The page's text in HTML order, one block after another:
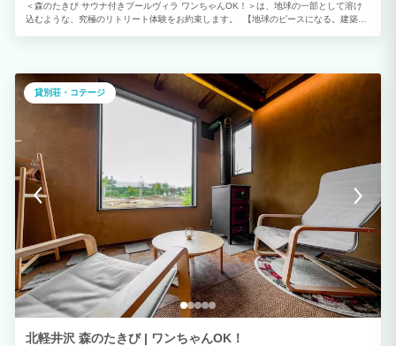
＜森のたきび サウナ付きプールヴィラ ワンちゃんOK！＞は、地球の一部として溶け
込むような、究極のリトリート体験をお約束します。 【地球のピースになる。建築の
は、人間が足を踏み入れることのない禁足地「ビオトープ」と、雄大な浅間山の借景で
す。 【五感を研ぎ澄ます、室内プールと遠赤外線サウナ】 ヴィラ内には、6メートル
の広々としたプライベートプールと、身体への負担が少ない遠赤外線サウナを完備。サ
ウナで芯から温まった後は、嬬恋村の清らかな冷水風呂でリフレッシュ。イタリア製タ
イルが彩るモダンな室内には、フォトジェニックな赤い暖炉やバーカウンターも備え、
遊び心を忘れない大人のための社交場を演出しています。 【愛犬と共に見上げる、開
閉式屋根の星空デッキ】 2階には、天候に合わせて自在に開閉できる屋根付きデッキを
ご用意しました。日差しを遮りながら愛犬と微睡み、夜には屋根を開け放って天然のプ
ラネタリウムを独占する。そんな贅沢な時間が流れます。 ■ 快適なご滞在のための設
備 ・宿泊人数： 1〜4名様（ダブルベッド、シングルベッド、大型ソファ完備）。シャ
ワールームとトイレを各2室ずつ備え、グループでもストレスなくお過ごしいただけま
す。 ・充実のキッチン家電： IH、電子レンジ、冷凍冷蔵庫完備。冬に嬉しいお鍋もご
用意。 ・焚き火の贈り物： 全てのお客様に「焚き火セット」をサービス。静寂のな
か、揺れる炎と共に自分を取り戻す時間をお楽しみください。 ■ オプション・お食事
・イベリコ豚のしゃぶしゃぶディナー： 2人前6,600円〜（事前予約制）。 ・BBQス
タイル： セット貸出（5,500円）のほか、ご自身の愛用セットの持ち込みも可能です。
■ 訪れる皆さまへ 当館は、朝日と共に目覚め、星空の下で眠りにつく「自然のサイク
ル」を大切にしています。 環境負荷を抑えた設計のため、電化製品の持ち込み制限や
タオルの3日ごとの交換（連泊時）など、グリーンエコへのご理解をお願いしておりま
び」で、あなたを完成させる最後の1ピースを見つけてください。
貸別荘・コテージ
北軽井沢 森のたきび | ワンちゃんOK！